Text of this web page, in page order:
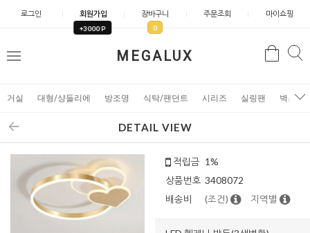
로그인 회원가입
+3000 P
장바구니
0
주문조회 마이쇼핑
MEGALUX
메
검
거실 대형/샹들리에 방조명 식탁/팬던트 시리즈 실링팬 벽조명
DETAIL VIEW
적립금 1%
상품번호 3408072
배송비
(조건) 지역별